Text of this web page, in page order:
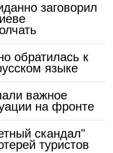
заговорил
обратилась к
языке
важное
на фронте
скандал"
туристов